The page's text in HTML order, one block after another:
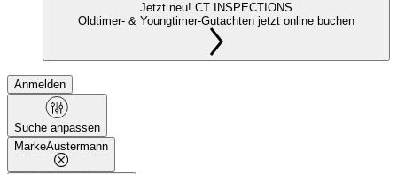
Jetzt neu! CT INSPECTIONS
Oldtimer- & Youngtimer-Gutachten jetzt online buchen
Anmelden
Suche anpassen
MarkeAustermann